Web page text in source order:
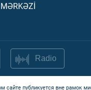
Radio
сайте публикуется вне рамок